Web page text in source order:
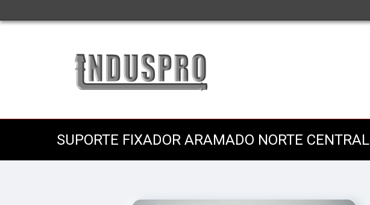
SUPORTE FIXADOR ARAMADO NORTE CENTRAL